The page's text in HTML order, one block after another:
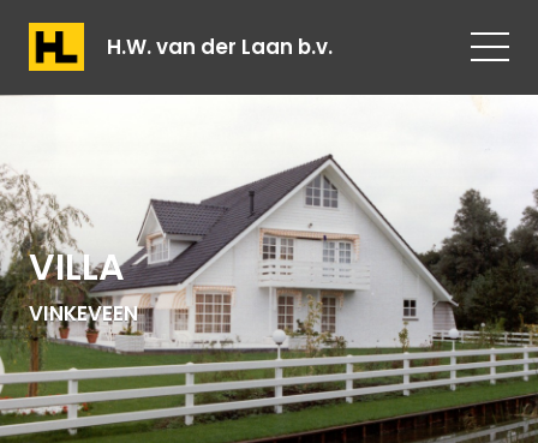
H.W. van der Laan b.v.
VILLA
VINKEVEEN